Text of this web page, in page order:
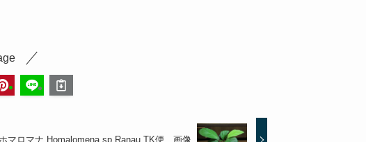
ホマロマナ Homalomena sp.Ranau TK便 画像